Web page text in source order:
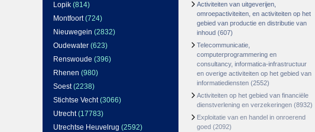
Lopik (814)
Montfoort(724)
Nieuwegein (2832)
Oudewater (623)
Renswoude (396)
Rhenen (980)
Soest(2238)
Stichtse Vecht(3066)
Utrecht(17783)
Utrechtse Heuvelrug (2592)
Activiteiten van uitgeverijen,
omroepactiviteiten, en activiteiten op het
gebied van productie en distributie van
inhoud (607)
Telecommunicatie,
computerprogrammering en
consultancy, informatica-infrastructuur
en overige activiteiten op het gebied van
informatiediensten (2552)
Activiteiten op het gebied van financiële
dienstverlening en verzekeringen (8932)
Exploitatie van en handel in onroerend
goed (2092)